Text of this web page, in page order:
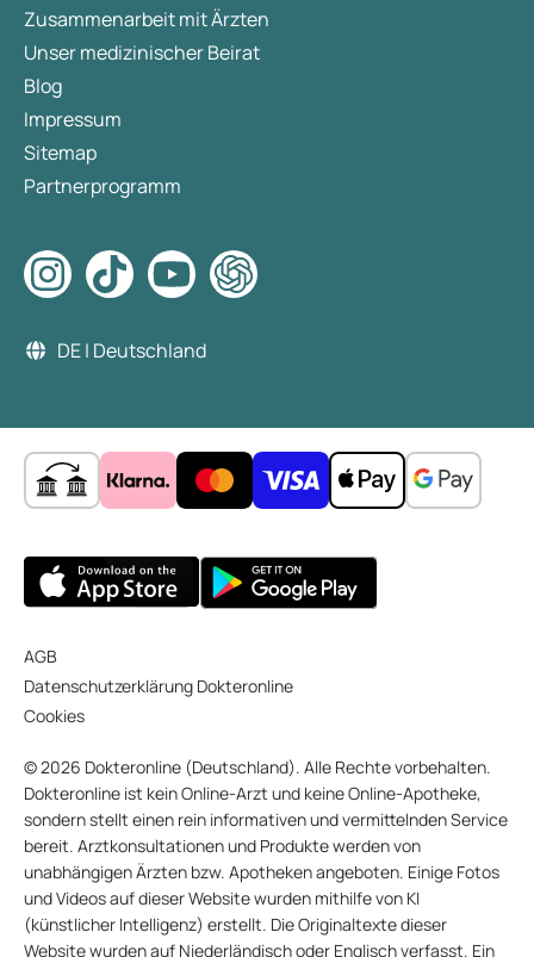
Zusammenarbeit mit Ärzten
Unser medizinischer Beirat
Blog
Impressum
Sitemap
Partnerprogramm
DE | Deutschland
AGB
Datenschutzerklärung Dokteronline
Cookies
© 2026 Dokteronline (Deutschland). Alle Rechte vorbehalten.
Dokteronline ist kein Online-Arzt und keine Online-Apotheke,
sondern stellt einen rein informativen und vermittelnden Service
bereit. Arztkonsultationen und Produkte werden von
unabhängigen Ärzten bzw. Apotheken angeboten. Einige Fotos
und Videos auf dieser Website wurden mithilfe von KI
(künstlicher Intelligenz) erstellt. Die Originaltexte dieser
Website wurden auf Niederländisch oder Englisch verfasst. Ein